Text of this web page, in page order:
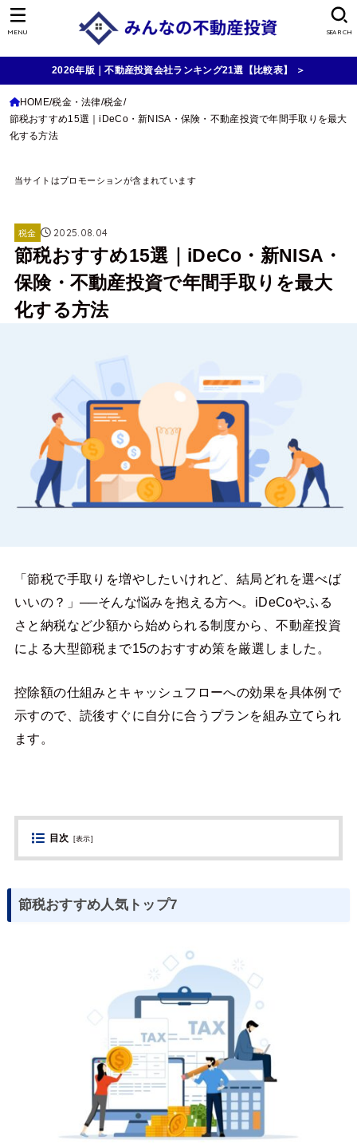
SEARCH
MENU
2026年版｜不動産投資会社ランキング21選【比較表】 ＞
HOME 税金・法律 税金
節税おすすめ15選｜iDeCo・新NISA・保険・不動産投資で年間手取りを最大
化する方法
当サイトはプロモーションが含まれています
税金 2025.08.04
節税おすすめ15選｜iDeCo・新NISA・
保険・不動産投資で年間手取りを最大
化する方法
「節税で手取りを増やしたいけれど、結局どれを選べば
いいの？」──そんな悩みを抱える方へ。iDeCoやふる
さと納税など少額から始められる制度から、不動産投資
による大型節税まで15のおすすめ策を厳選しました。
控除額の仕組みとキャッシュフローへの効果を具体例で
示すので、読後すぐに自分に合うプランを組み立てられ
ます。
目次 [表示]
節税おすすめ人気トップ7